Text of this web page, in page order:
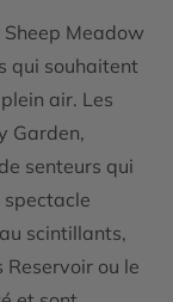
Meadow
qui souhaitent
air. Les
Garden,
senteurs qui
scintillants,
Reservoir ou le